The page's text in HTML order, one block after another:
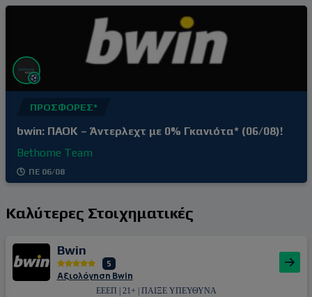
ΠΡΟΣΦΟΡΈΣ*
bwin: ΠΑΟΚ – Άντερλεχτ με 0% Γκανιότα* (06/08)!
Bethome Team
ΠΕ 06/08
Καλύτερες Στοιχηματικές
Bwin
5
Αξιολόγηση Bwin
ΕΕΕΠ | 21+ | ΠΑΙΞΕ ΥΠΕΥΘΥΝΑ